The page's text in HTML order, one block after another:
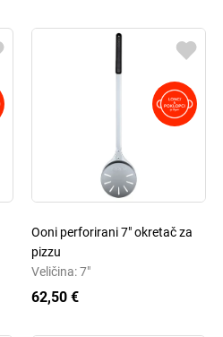
Ooni perforirani 7" okretač za
pizzu
Veličina: 7"
62,50 €